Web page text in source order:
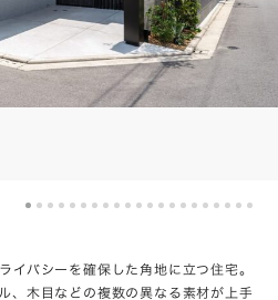
イバシーを確保した角地に立つ住宅。
、木目などの複数の異なる素材が上手